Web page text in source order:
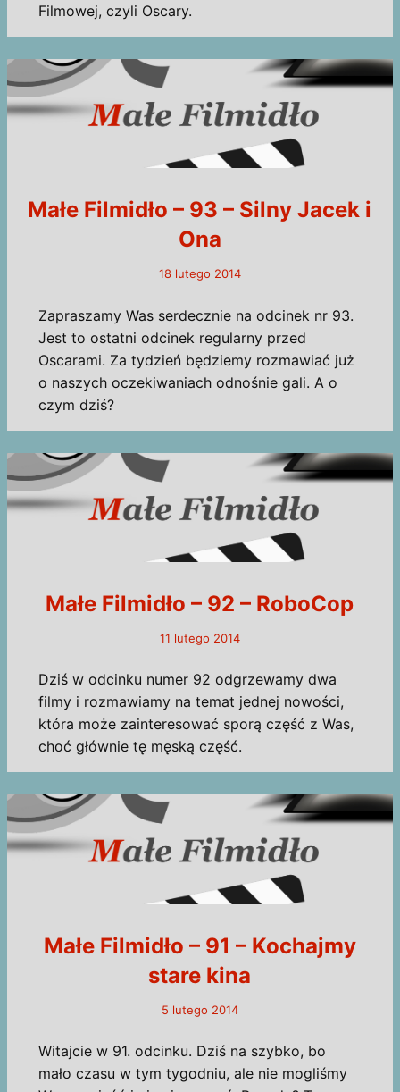
Filmowej, czyli Oscary.
Małe Filmidło – 93 – Silny Jacek i
Ona
18 lutego 2014
Zapraszamy Was serdecznie na odcinek nr 93.
Jest to ostatni odcinek regularny przed
Oscarami. Za tydzień będziemy rozmawiać już
o naszych oczekiwaniach odnośnie gali. A o
czym dziś?
Małe Filmidło – 92 – RoboCop
11 lutego 2014
Dziś w odcinku numer 92 odgrzewamy dwa
filmy i rozmawiamy na temat jednej nowości,
która może zainteresować sporą część z Was,
choć głównie tę męską część.
Małe Filmidło – 91 – Kochajmy
stare kina
5 lutego 2014
Witajcie w 91. odcinku. Dziś na szybko, bo
mało czasu w tym tygodniu, ale nie mogliśmy